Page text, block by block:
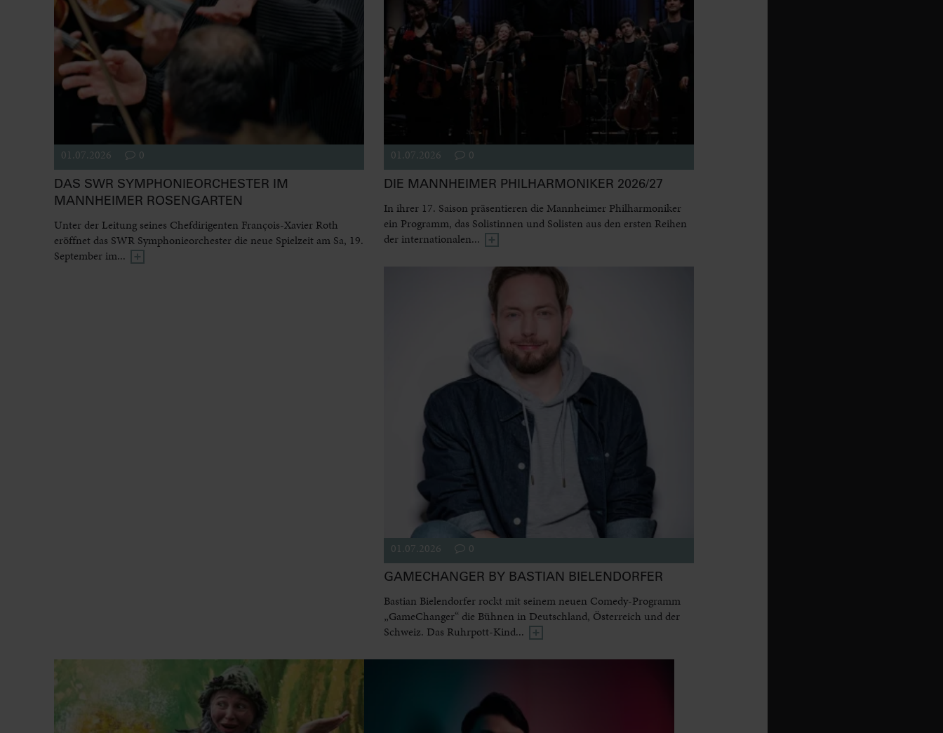
01.07.2026 0
DAS SWR SYMPHONIEORCHESTER IM
MANNHEIMER ROSENGARTEN
Unter der Leitung seines Chefdirigenten François-Xavier Roth
eröffnet das SWR Symphonieorchester die neue Spielzeit am Sa, 19.
September im...
01.07.2026 0
DIE MANNHEIMER PHILHARMONIKER 2026/27
In ihrer 17. Saison präsentieren die Mannheimer Philharmoniker
ein Programm, das Solistinnen und Solisten aus den ersten Reihen
der internationalen...
01.07.2026 0
GAMECHANGER BY BASTIAN BIELENDORFER
Bastian Bielendorfer rockt mit seinem neuen Comedy-Programm
„GameChanger“ die Bühnen in Deutschland, Österreich und der
Schweiz. Das Ruhrpott-Kind...